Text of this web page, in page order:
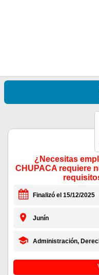
¿Necesitas
CHUPACA requiere
Finalizó el 15/12/2025
Junín
Administración,